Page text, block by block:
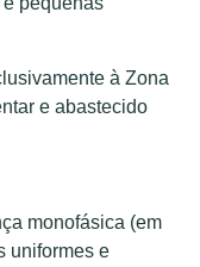
à Zona
e abastecido
monofásica (em
uniformes e